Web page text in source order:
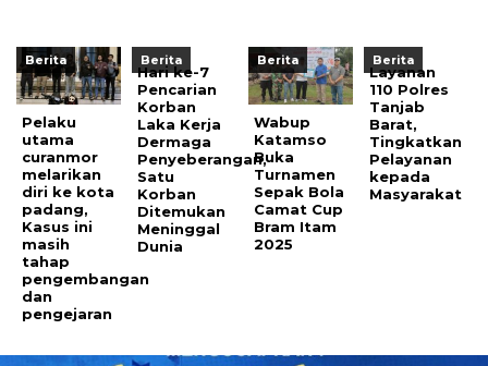
Berita
Pelaku
utama
curanmor
melarikan
diri ke kota
padang,
Kasus ini
masih
tahap
pengembangan
dan
pengejaran
Berita
Hari ke-7
Pencarian
Korban
Laka Kerja
Dermaga
Penyeberangan,
Satu
Korban
Ditemukan
Meninggal
Dunia
Berita
Wabup
Katamso
Buka
Turnamen
Sepak Bola
Camat Cup
Bram Itam
2025
Berita
Layanan
110 Polres
Tanjab
Barat,
Tingkatkan
Pelayanan
kepada
Masyarakat